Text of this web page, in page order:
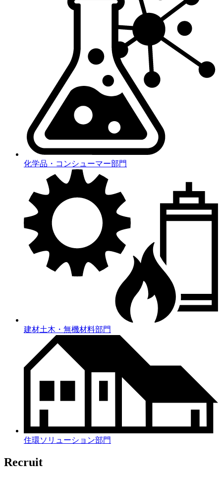
化学品・コンシューマー部門
建材土木・無機材料部門
住環ソリューション部門
Recruit